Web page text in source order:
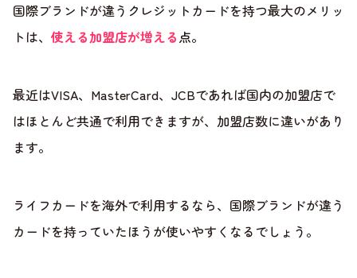
国際ブランドが違うクレジットカードを持つ最大のメリッ
トは、 使える加盟店が増える点。
最近はVISA、MasterCard、JCBであれば国内の加盟店で
はほとんど共通で利用できますが、加盟店数に違いがあり
ます。
ライフカードを海外で利用するなら、国際ブランドが違う
カードを持っていたほうが使いやすくなるでしょう。